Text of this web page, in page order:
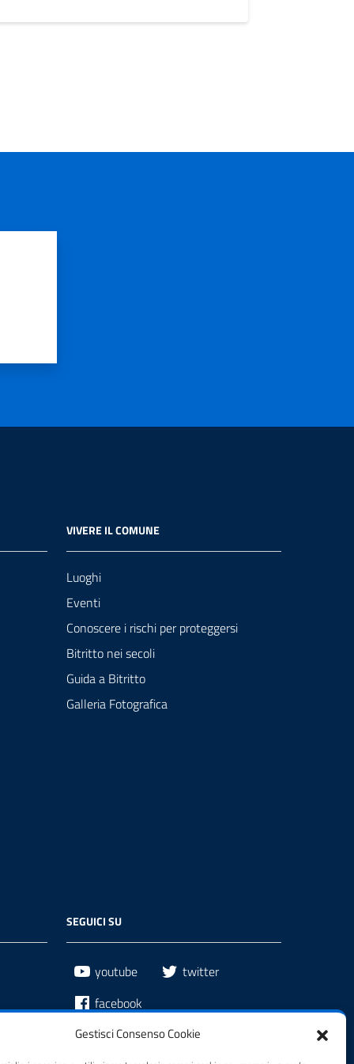
Gestisci Consenso Cookie
VIVERE IL COMUNE
Luoghi
Eventi
Conoscere i rischi per proteggersi
Bitritto nei secoli
Guida a Bitritto
Galleria Fotografica
SEGUICI SU
youtube
twitter
facebook